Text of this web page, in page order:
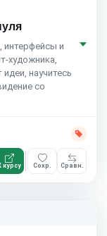
интерфейсы и
художника,
научитесь
со
курсу Сохр. Сравн.